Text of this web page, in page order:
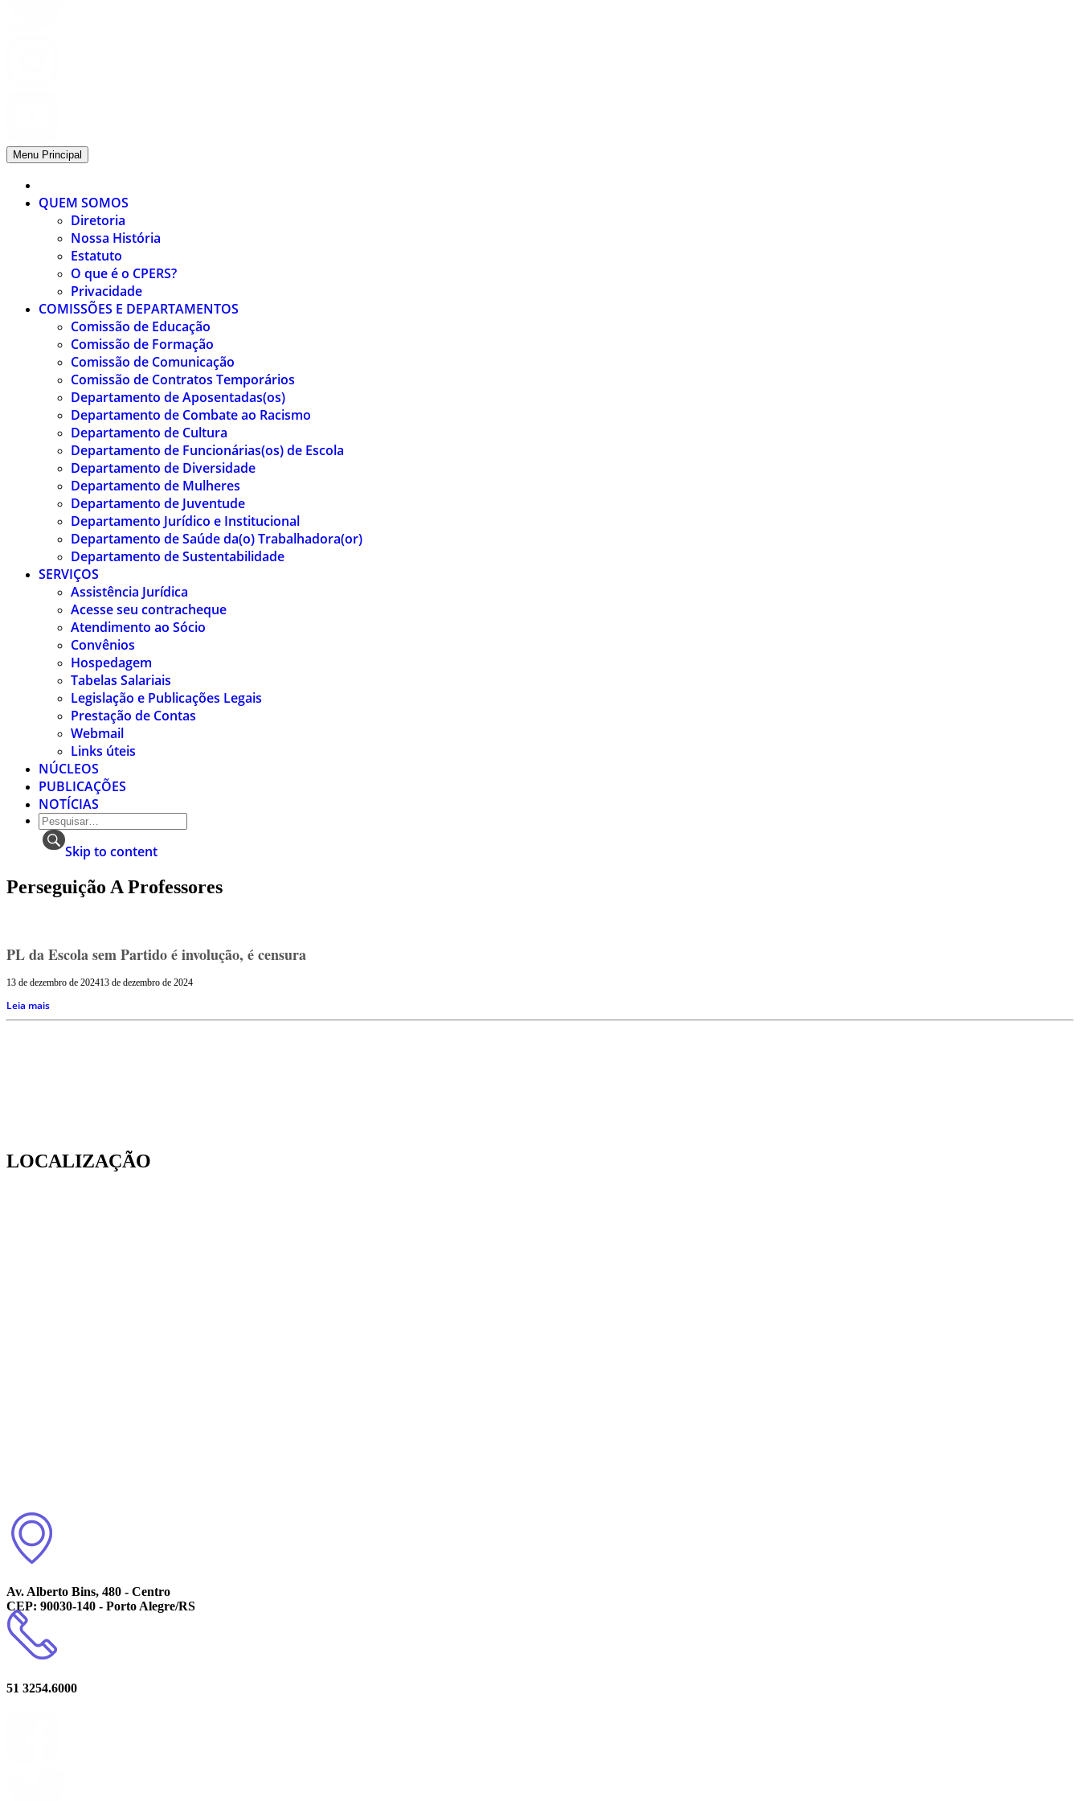
Menu Principal
QUEM SOMOS
Diretoria
Nossa História
Estatuto
O que é o CPERS?
Privacidade
COMISSÕES E DEPARTAMENTOS
Comissão de Educação
Comissão de Formação
Comissão de Comunicação
Comissão de Contratos Temporários
Departamento de Aposentadas(os)
Departamento de Combate ao Racismo
Departamento de Cultura
Departamento de Funcionárias(os) de Escola
Departamento de Diversidade
Departamento de Mulheres
Departamento de Juventude
Departamento Jurídico e Institucional
Departamento de Saúde da(o) Trabalhadora(or)
Departamento de Sustentabilidade
SERVIÇOS
Assistência Jurídica
Acesse seu contracheque
Atendimento ao Sócio
Convênios
Hospedagem
Tabelas Salariais
Legislação e Publicações Legais
Prestação de Contas
Webmail
Links úteis
NÚCLEOS
PUBLICAÇÕES
NOTÍCIAS
Skip to content
Perseguição A Professores
PL da Escola sem Partido é involução, é censura
13 de dezembro de 202413 de dezembro de 2024
Leia mais
LOCALIZAÇÃO
Av. Alberto Bins, 480 - Centro
CEP: 90030-140 - Porto Alegre/RS
51 3254.6000